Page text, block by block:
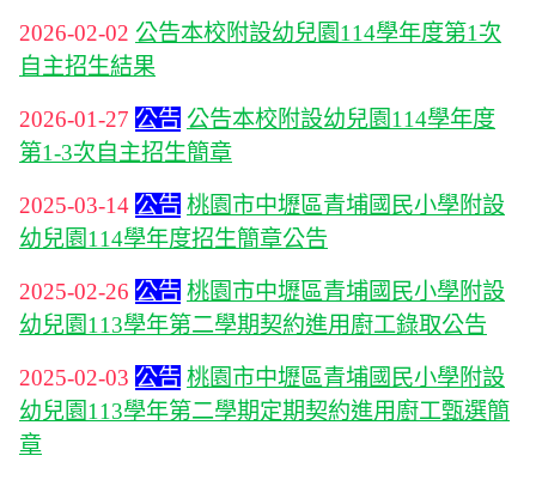
2026-02-02 公告本校附設幼兒園114學年度第1次
自主招生結果
2026-01-27 公告 公告本校附設幼兒園114學年度
第1-3次自主招生簡章
2025-03-14 公告 桃園市中壢區青埔國民小學附設
幼兒園114學年度招生簡章公告
2025-02-26 公告 桃園市中壢區青埔國民小學附設
幼兒園113學年第二學期契約進用廚工錄取公告
2025-02-03 公告 桃園市中壢區青埔國民小學附設
幼兒園113學年第二學期定期契約進用廚工甄選簡
章